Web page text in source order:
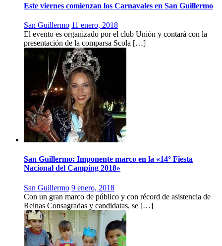
Este viernes comienzan los Carnavales en San Guillermo
San Guillermo 11 enero, 2018
El evento es organizado por el club Unión y contará con la
presentación de la comparsa Scola […]
San Guillermo: Imponente marco en la «14° Fiesta
Nacional del Camping 2018»
San Guillermo 9 enero, 2018
Con un gran marco de público y con récord de asistencia de
Reinas Consagradas y candidatas, se […]